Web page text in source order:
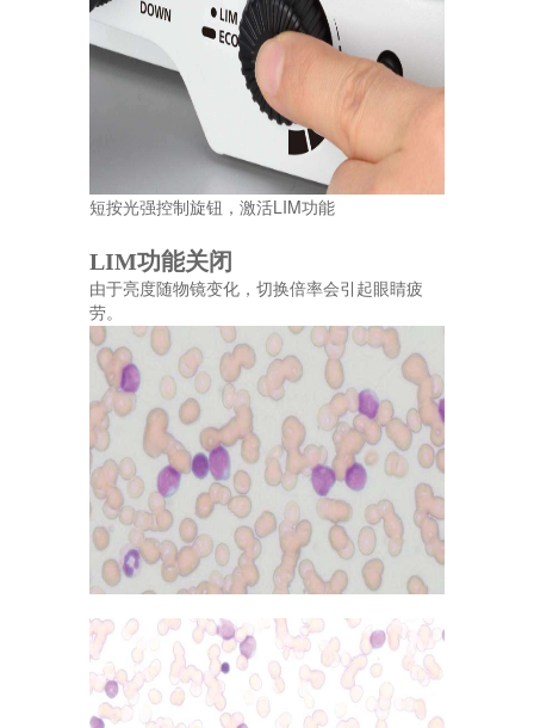
短按光强控制旋钮，激活LIM功能
LIM功能关闭
由于亮度随物镜变化，切换倍率会引起眼睛疲
劳。